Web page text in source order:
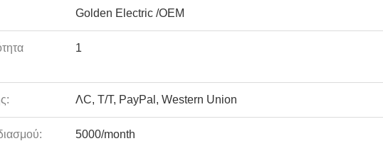
Golden Electric /OEM
1
ΛC, T/T, PayPal, Western Union
5000/month